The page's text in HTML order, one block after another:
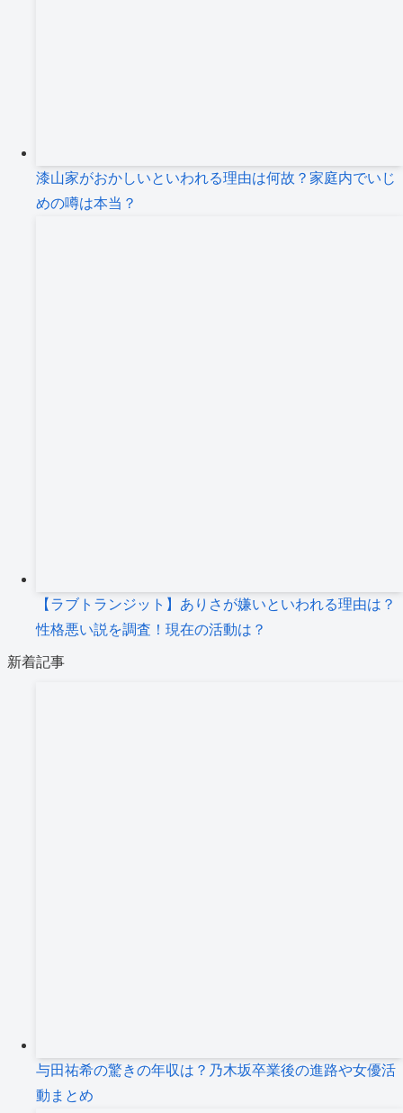
漆山家がおかしいといわれる理由は何故？家庭内でいじ
めの噂は本当？
【ラブトランジット】ありさが嫌いといわれる理由は？
性格悪い説を調査！現在の活動は？
新着記事
与田祐希の驚きの年収は？乃木坂卒業後の進路や女優活
動まとめ